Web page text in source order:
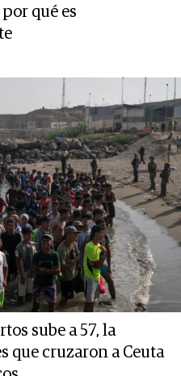
qué es
sube a 57, la
que cruzaron a Ceuta